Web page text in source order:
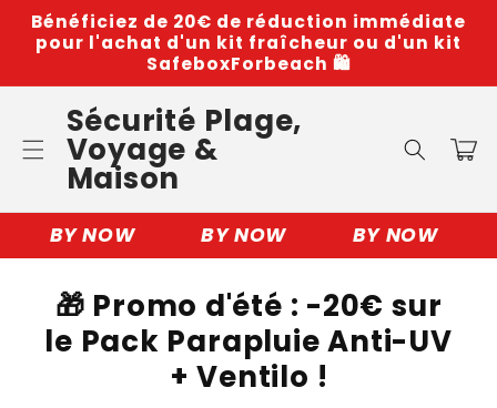
passer
au
Bénéficiez de 20€ de réduction immédiate
pour l'achat d'un kit fraîcheur ou d'un kit
SafeboxForbeach 🛍️
Sécurité Plage,
Voyage &
Maison
Panier
BY NOW BY NOW BY NOW
🎁 Promo d'été : -20€ sur
le Pack Parapluie Anti-UV
+ Ventilo !